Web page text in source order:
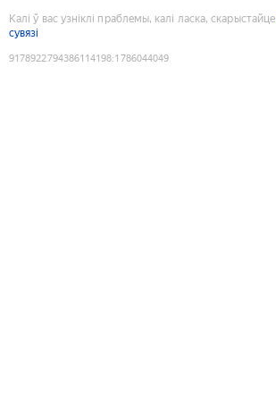
Калі ў вас узніклі праблемы, калі ласка, скарыстайце
сувязі
9178922794386114198:1786044049